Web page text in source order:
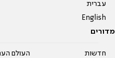
עברית
English
מדורים
חדשות
העולם